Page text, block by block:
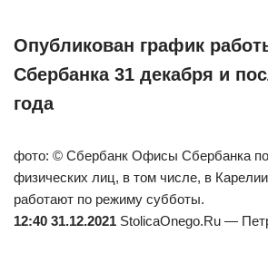
Опубликован график
Сбербанка 31 декабря и
года
фото: © Сбербанк Офисы Сбербанка
физических лиц, в том числе, в
работают по режиму субботы.
12:40 31.12.2021 StolicaOnego.Ru —